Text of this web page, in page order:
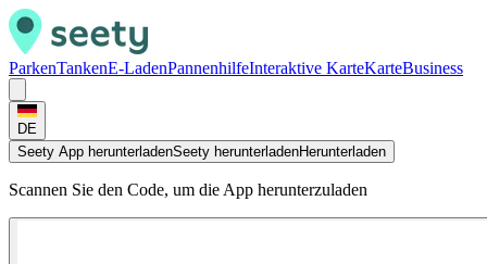
ParkenTankenE-LadenPannenhilfeInteraktive KarteKarteBusiness
DE
Seety App herunterladenSeety herunterladenHerunterladen
Scannen Sie den Code, um die App herunterzuladen